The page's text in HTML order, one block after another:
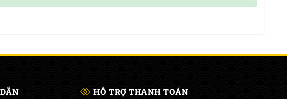
HỖ TRỢ THANH TOÁN